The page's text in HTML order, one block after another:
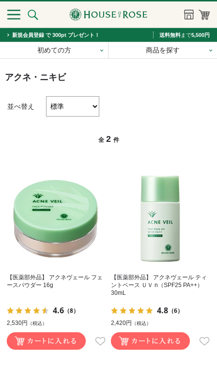
新規会員登録 で 300pt プレゼント！ 送料無料まで5,500円
初めての方 商品を探す
アクネ・ニキビ
並べ替え
全 2 件
【医薬部外品】 アクネヴェール フェ
ースパウダー 16g
4.6（8）
2,530円 （税込）
【医薬部外品】 アクネヴェール ティ
ントベース ＵＶ n（SPF25 PA++）
30mL
4.8 （6）
2,420円 （税込）